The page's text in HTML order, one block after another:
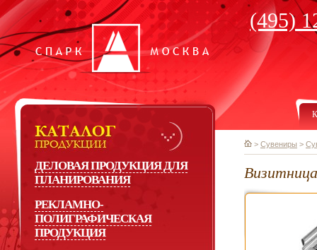
(495)
ДЕЛОВАЯ ПРОДУКЦИЯ ДЛЯ
ПЛАНИРОВАНИЯ
РЕКЛАМНО-
ПОЛИГРАФИЧЕСКАЯ
ПРОДУКЦИЯ
> Сувениры >